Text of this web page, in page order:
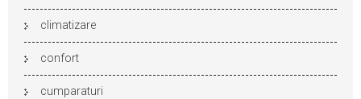
climatizare
confort
cumparaturi